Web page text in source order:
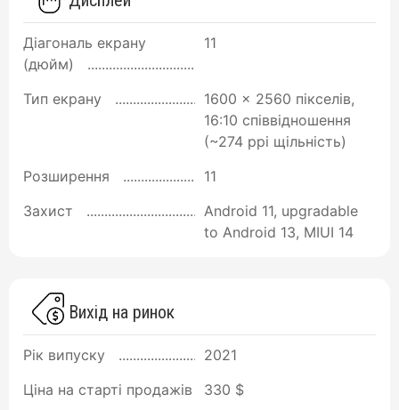
Діагональ екрану
(дюйм)
11
Тип екрану
1600 x 2560 пікселів,
16:10 співвідношення
(~274 ppi щільність)
Розширення
11
Захист
Android 11, upgradable
to Android 13, MIUI 14
Вихід на ринок
Рік випуску
2021
Ціна на старті продажів
330 $